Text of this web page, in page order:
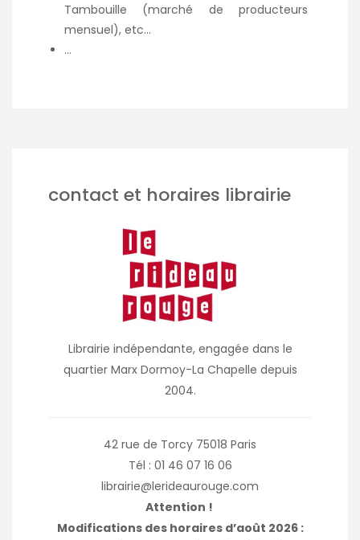
Tambouille (marché de producteurs
mensuel), etc…
…
contact et horaires librairie
Librairie indépendante, engagée dans le
quartier Marx Dormoy-La Chapelle depuis
2004.
42 rue de Torcy 75018 Paris
Tél : 01 46 07 16 06
librairie@lerideaurouge.com
Attention !
Modifications des horaires d’août 2026 :